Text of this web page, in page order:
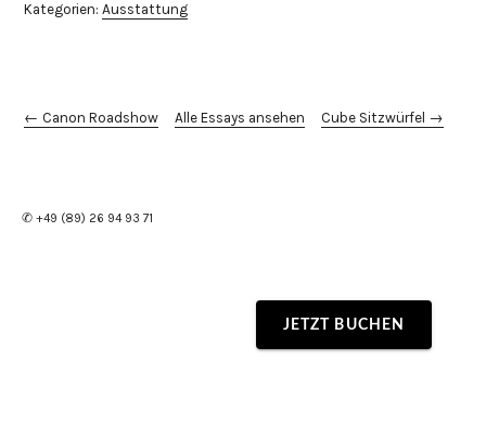
Kategorien:Ausstattung
← Canon Roadshow Alle Essays ansehen Cube Sitzwürfel →
✆ +49 (89) 26 94 93 71
JETZT BUCHEN